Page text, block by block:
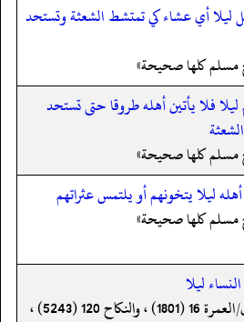
ليلا أي عشاء كي تمتشط الشعثة وتستحد
كلها صحيحة»
فلا يأتين أهله طروقا حتى تستحد
كلها صحيحة»
ليلا يتخونهم أو يلتمس عثراتهم
كلها صحيحة»
ليلا
«صحیح البخاری/العمرة 16 (1801) ، والنکاح 120 (5243) ،